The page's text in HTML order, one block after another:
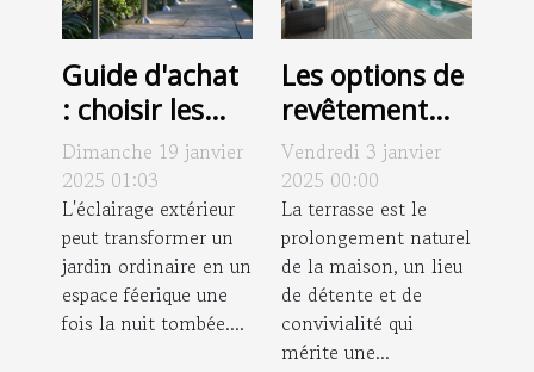
Guide d'achat
: choisir les
meilleures
lampes
solaires pour
votre jardin
Dimanche 19 janvier
2025 01:03
L'éclairage extérieur
peut transformer un
jardin ordinaire en un
espace féerique une
fois la nuit tombée....
Les options de
revêtement
pour une
terrasse
attrayante et
fonctionnelle
Vendredi 3 janvier
2025 00:00
La terrasse est le
prolongement naturel
de la maison, un lieu
de détente et de
convivialité qui
mérite une...